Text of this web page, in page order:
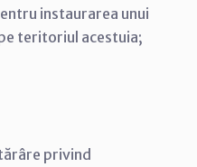
instaurarea unui
teritoriul acestuia;
privind